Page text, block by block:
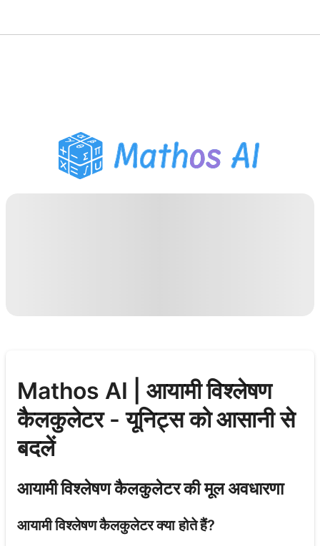
PDF होमवर्क सहायक
अध्ययन उपकरण
Mathos AI | आयामी विश्लेषण
कैलकुलेटर - यूनिट्स को आसानी से
बदलें
आयामी विश्लेषण कैलकुलेटर की मूल अवधारणा
आयामी विश्लेषण कैलकुलेटर क्या होते हैं?